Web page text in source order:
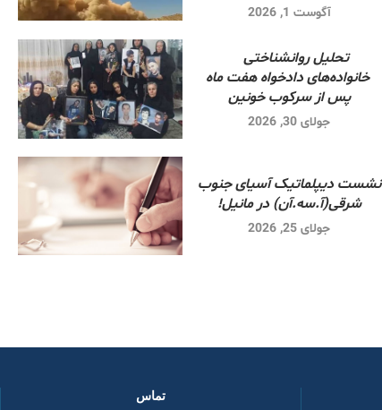
آگوست 1, 2026
تحلیل روانشناختی
خانواده‌های دادخواه هفت ماه
پس از سرکوب خونین
جولای 30, 2026
نشست دیپلماتیک آسیای جنوب
شرقی‌(آ.سه.آن) در مانیل!
جولای 25, 2026
تماس